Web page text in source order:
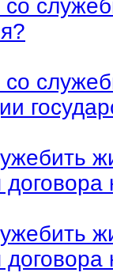
со
со